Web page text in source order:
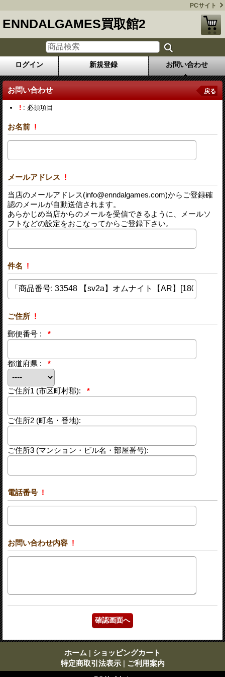
PCサイト
ENNDALGAMES買取館2
ログイン 新規登録 お問い合わせ
お問い合わせ 戻る
! : 必須項目
お名前 !
メールアドレス !
当店のメールアドレス(info@enndalgames.com)からご登録確
認のメールが自動送信されます。
あらかじめ当店からのメールを受信できるように、メールソ
フトなどの設定をおこなってからご登録下さい。
件名 !
ご住所 !
郵便番号 : *
都道府県 : *
ご住所1 (市区町村郡): *
ご住所2 (町名・番地):
ご住所3 (マンション・ビル名・部屋番号):
電話番号 !
お問い合わせ内容 !
ホーム | ショッピングカート
特定商取引法表示 | ご利用案内